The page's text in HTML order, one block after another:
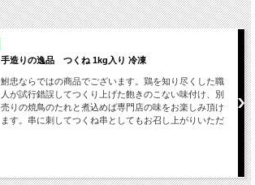
手造りの逸品 つくね 1kg入り 冷凍
鮒忠ならではの商品でございます。鶏を知り尽くした職
人が試行錯誤してつくり上げた飽きのこない味付け、別
売りの焼鳥のたれと煮込めば専門店の味をお楽しみ頂け
ます。串に刺してつくね串としてもお召し上がりいただ